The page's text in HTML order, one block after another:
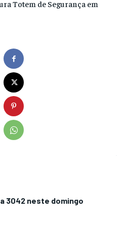
3042 neste domingo
Totem de Segurança em